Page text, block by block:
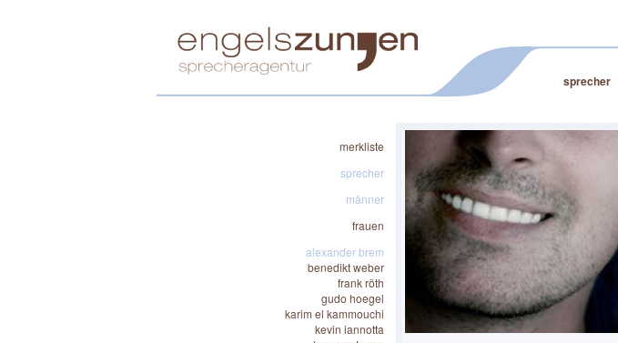
sprecher
merkliste
sprecher
männer
frauen
alexander brem
benedikt weber
frank röth
gudo hoegel
karim el kammouchi
kevin iannotta